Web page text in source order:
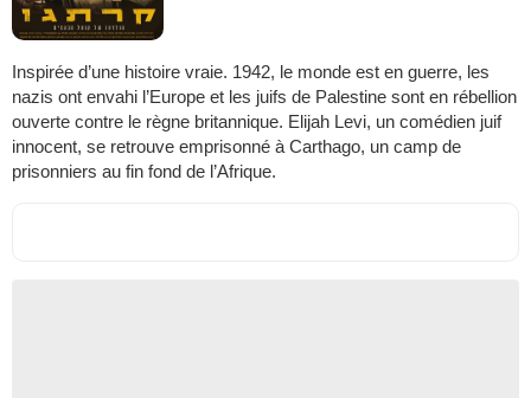
Inspirée d’une histoire vraie. 1942, le monde est en guerre, les
nazis ont envahi l’Europe et les juifs de Palestine sont en rébellion
ouverte contre le règne britannique. Elijah Levi, un comédien juif
innocent, se retrouve emprisonné à Carthago, un camp de
prisonniers au fin fond de l’Afrique.